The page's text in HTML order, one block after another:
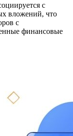
с
вложений, что
с
финансовые